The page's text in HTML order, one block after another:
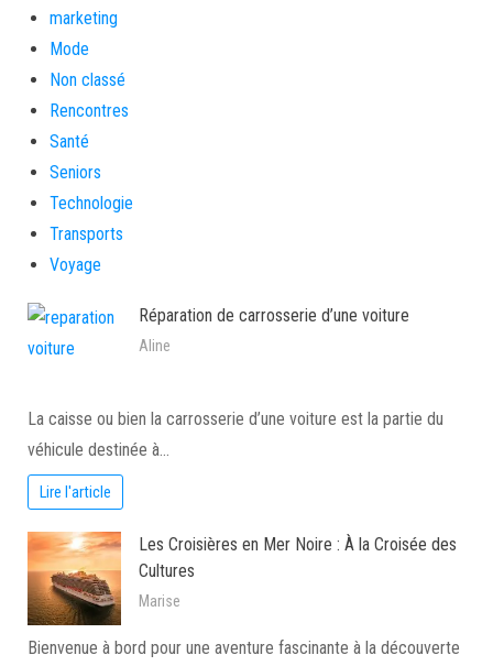
marketing
Mode
Non classé
Rencontres
Santé
Seniors
Technologie
Transports
Voyage
Réparation de carrosserie d’une voiture
Aline
La caisse ou bien la carrosserie d’une voiture est la partie du
véhicule destinée à…
Lire l'article
Les Croisières en Mer Noire : À la Croisée des
Cultures
Marise
Bienvenue à bord pour une aventure fascinante à la découverte